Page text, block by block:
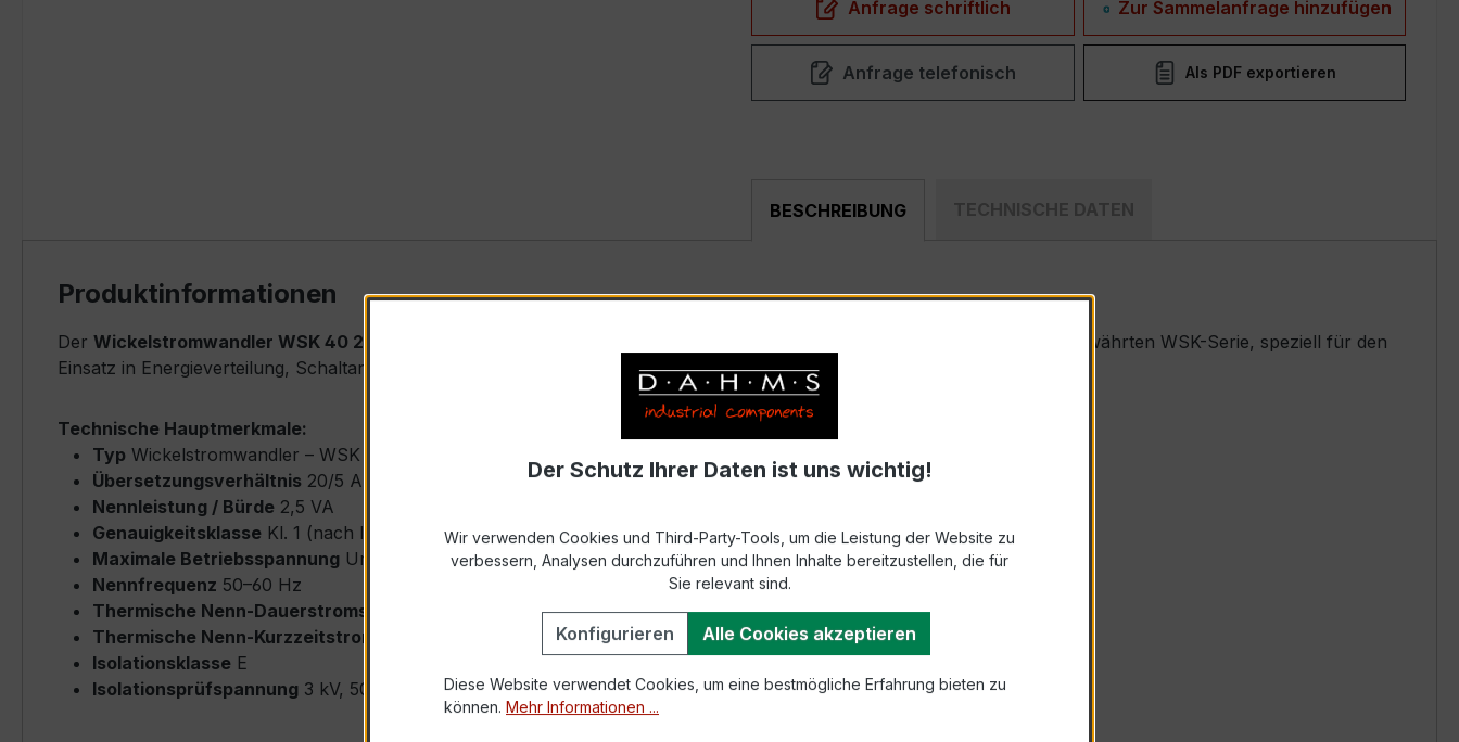
Anfrage schriftlich Zur Sammelanfrage hinzufügen
Anfrage telefonisch Als PDF exportieren
BESCHREIBUNG TECHNISCHE DATEN
Produktinformationen
Der Wickelstromwandler WSK 40 20/5A 2,5VA Kl.1
ist ein kompakter, hochpräziser Niederspannungs-Messwandler der bewährten WSK-Serie, speziell für den
Einsatz in Energieverteilung, Schaltanlagen, Zählerfeldern und industriellen Mess- und Überwachungssystemen entwickelt.
Technische Hauptmerkmale:
Typ Wickelstromwandler – WSK 40
Übersetzungsverhältnis 20/5 A (Primärnennstrom 20 A, Sekundärnennstrom 5 A)
Nennleistung / Bürde 2,5 VA
Genauigkeitsklasse Kl. 1 (nach IEC/EN 61869-2 bzw. DIN EN 61869-2)
Maximale Betriebsspannung Um ≤ 0,72 kV
Nennfrequenz 50–60 Hz
Thermische Nenn-Dauerstromstärke
Icth = 1,0 × Ipr (Dauerstrom 1 × Primärnennstrom)
Thermische Nenn-Kurzzeitstromstärke
Ith = 60 × Ipr, 1 s
Isolationsklasse E
Isolationsprüfspannung 3 kV, 50 Hz, 1 min
Der Schutz Ihrer Daten ist uns wichtig!
Wir verwenden Cookies und Third-Party-Tools, um die Leistung der Website zu
verbessern, Analysen durchzuführen und Ihnen Inhalte bereitzustellen, die für
Sie relevant sind.
Konfigurieren Alle Cookies akzeptieren
Diese Website verwendet Cookies, um eine bestmögliche Erfahrung bieten zu
können. Mehr Informationen ...